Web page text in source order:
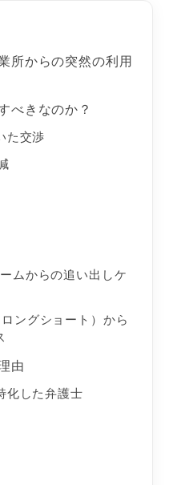
所からの突然の利用
べきなのか？
た交渉
ムからの追い出しケ
ングショート）から
由
化した弁護士